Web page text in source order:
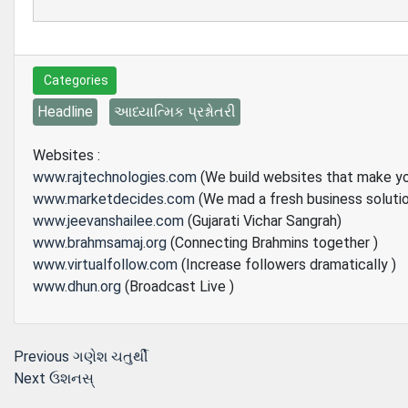
Categories
Headline આધ્યાત્મિક પ્રશ્નોતરી
Websites :
www.rajtechnologies.com (We build websites that make
www.marketdecides.com (We mad a fresh business
www.jeevanshailee.com (Gujarati Vichar Sangrah)
www.brahmsamaj.org (Connecting Brahmins together )
www.virtualfollow.com (Increase followers dramatically )
www.dhun.org (Broadcast Live )
Post
navigation
Previous Previous
post:
ગણેશ ચતુર્થી
Next Next
ઉશનસ્